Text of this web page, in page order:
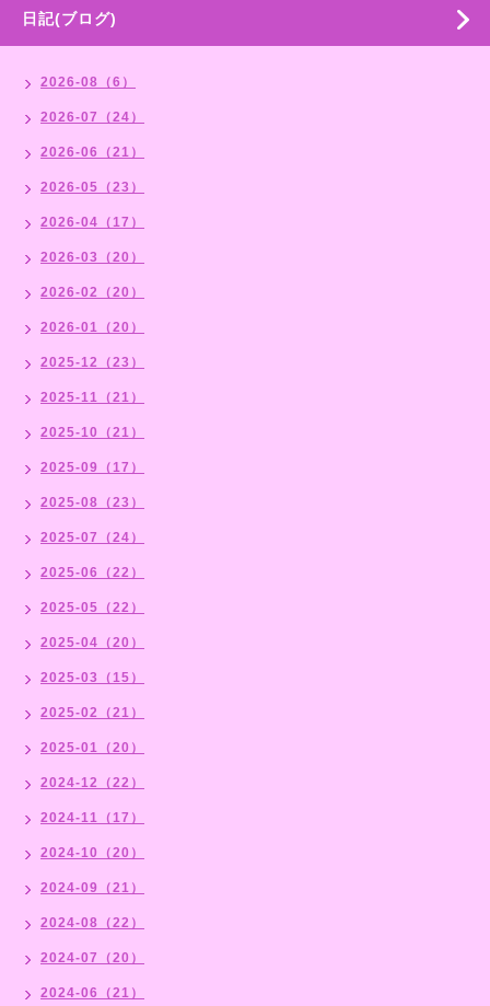
日記(ブログ)
2026-08（6）
2026-07（24）
2026-06（21）
2026-05（23）
2026-04（17）
2026-03（20）
2026-02（20）
2026-01（20）
2025-12（23）
2025-11（21）
2025-10（21）
2025-09（17）
2025-08（23）
2025-07（24）
2025-06（22）
2025-05（22）
2025-04（20）
2025-03（15）
2025-02（21）
2025-01（20）
2024-12（22）
2024-11（17）
2024-10（20）
2024-09（21）
2024-08（22）
2024-07（20）
2024-06（21）